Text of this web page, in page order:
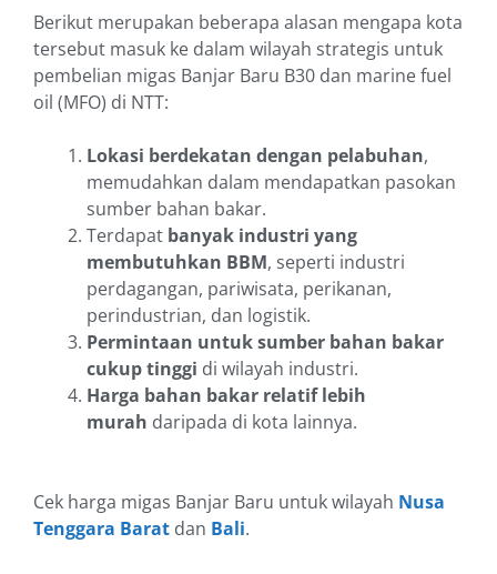
Berikut merupakan beberapa alasan mengapa kota
tersebut masuk ke dalam wilayah strategis untuk
pembelian migas Banjar Baru B30 dan marine fuel
oil (MFO) di NTT:
Lokasi berdekatan dengan pelabuhan,
memudahkan dalam mendapatkan pasokan
sumber bahan bakar.
Terdapat banyak industri yang
membutuhkan BBM, seperti industri
perdagangan, pariwisata, perikanan,
perindustrian, dan logistik.
Permintaan untuk sumber bahan bakar
cukup tinggi di wilayah industri.
Harga bahan bakar relatif lebih
murah daripada di kota lainnya.
Cek harga migas Banjar Baru untuk wilayah Nusa
Tenggara Barat dan Bali.